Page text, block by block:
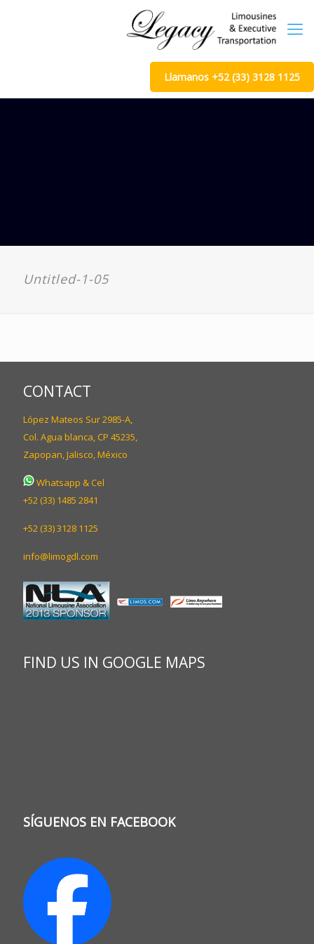
Llamanos +52 (33) 3128 1125
Untitled-1-05
CONTACT
López Mateos Sur 2985-A,
Col. Agua blanca, CP 45235,
Zapopan, Jalisco, México
Whatsapp & Cel
+52 (33) 1485 2841
+52 (33) 3128 1125
info@limogdl.com
FIND US IN GOOGLE MAPS
SÍGUENOS EN FACEBOOK